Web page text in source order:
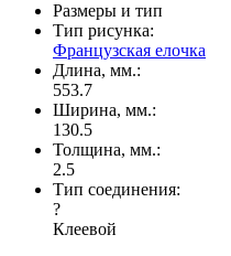
Размеры и тип
Тип рисунка:
Французская елочка
Длина, мм.:
553.7
Ширина, мм.:
130.5
Толщина, мм.:
2.5
Тип соединения:
?
Клеевой